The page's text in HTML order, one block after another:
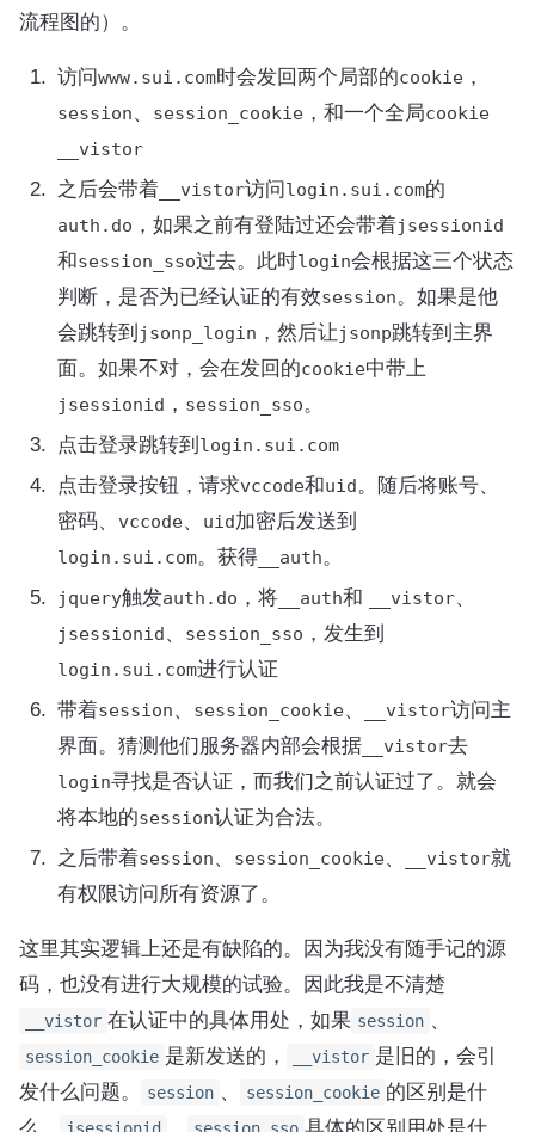
流程图的）。
访问www.sui.com时会发回两个局部的cookie ，
session、 session_cookie ，和一个全局cookie
__vistor
之后会带着 __vistor访问login.sui.com的
auth.do ，如果之前有登陆过还会带着jsessionid
和session_sso过去。此时login会根据这三个状态
判断，是否为已经认证的有效session。如果是他
会跳转到jsonp_login ，然后让jsonp跳转到主界
面。如果不对，会在发回的cookie中带上
jsessionid ， session_sso。
点击登录跳转到login.sui.com
点击登录按钮，请求vccode和uid。随后将账号、
密码、
vccode、 uid加密后发送到
login.sui.com。获得 __auth。
jquery触发auth.do ，将 __auth和 __vistor、
jsessionid、 session_sso ，发生到
login.sui.com进行认证
带着session、 session_cookie、 __vistor访问主
界面。猜测他们服务器内部会根据 __vistor去
login寻找是否认证，而我们之前认证过了。就会
将本地的session认证为合法。
之后带着session、 session_cookie、 __vistor就
有权限访问所有资源了。
这里其实逻辑上还是有缺陷的。因为我没有随手记的源
码，也没有进行大规模的试验。因此我是不清楚
__vistor 在认证中的具体用处，如果 session 、
session_cookie 是新发送的， __vistor 是旧的，会引
发什么问题。
session 、 session_cookie 的区别是什
么，
jsessionid 、 session_sso 具体的区别用处是什